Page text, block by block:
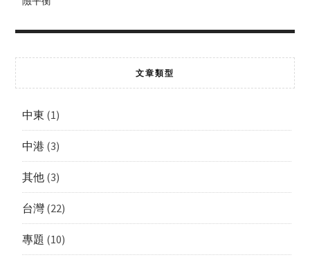
文章類型
中東 (1)
中港 (3)
其他(3)
台灣(22)
專題 (10)